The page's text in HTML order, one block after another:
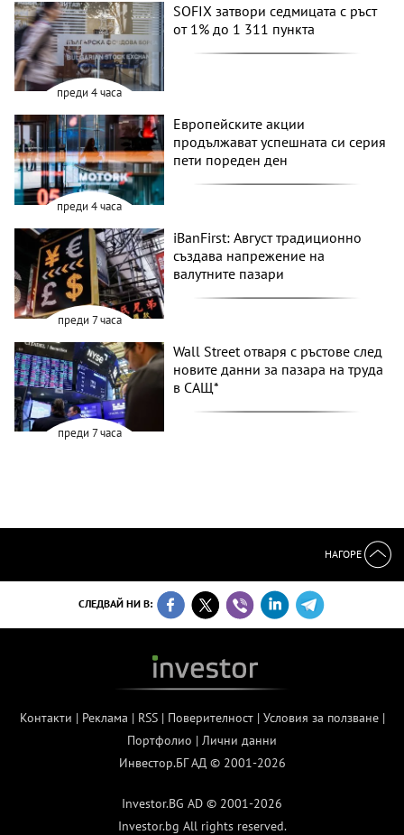
преди 4 часа
SOFIX затвори седмицата с ръст
от 1% до 1 311 пункта
преди 4 часа
Европейските акции
продължават успешната си серия
пети пореден ден
преди 7 часа
iBanFirst: Август традиционно
създава напрежение на
валутните пазари
преди 7 часа
Wall Street отваря с ръстове след
новите данни за пазара на труда
в САЩ*
НАГОРЕ
СЛЕДВАЙ НИ В:
Контакти | Реклама | RSS| Поверителност| Условия за ползване|
Портфолио | Лични данни
Инвестор.БГ АД © 2001-2026
Investor.BG AD © 2001-2026
Investor.bg All rights reserved.